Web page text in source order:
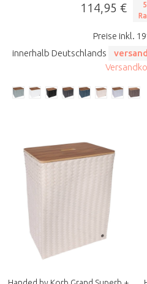
114,95 €
Preise inkl.
innerhalb Deutschlands